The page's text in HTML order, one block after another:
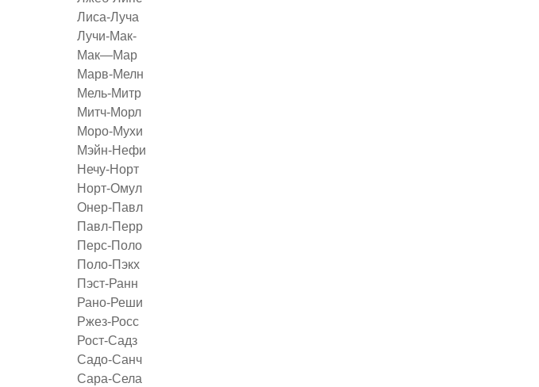
Лиса-Луча
Лучи-Мак-
Мак—Мар
Марв-Мелн
Мель-Митр
Митч-Морл
Моро-Мухи
Мэйн-Нефи
Нечу-Норт
Норт-Омул
Онер-Павл
Павл-Перр
Перс-Поло
Поло-Пэкх
Пэст-Ранн
Рано-Реши
Ржез-Росс
Рост-Садз
Садо-Санч
Сара-Села